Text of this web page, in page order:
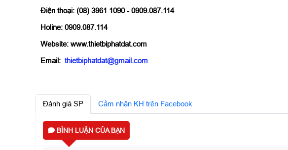
Điện thoại: (08) 3961 1090 - 0909.087.114
Holine: 0909.087.114
Website: www.thietbiphatdat.com
Email: thietbiphatdat@gmail.com
Đánh giá SP Cảm nhận KH trên Facebook
BÌNH LUẬN CỦA BẠN